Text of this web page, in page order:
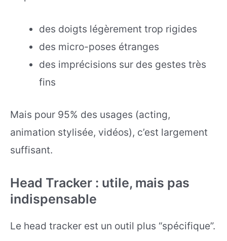
des doigts légèrement trop rigides
des micro-poses étranges
des imprécisions sur des gestes très
fins
Mais pour 95% des usages (acting,
animation stylisée, vidéos), c’est largement
suffisant.
Head Tracker : utile, mais pas
indispensable
Le head tracker est un outil plus “spécifique”.